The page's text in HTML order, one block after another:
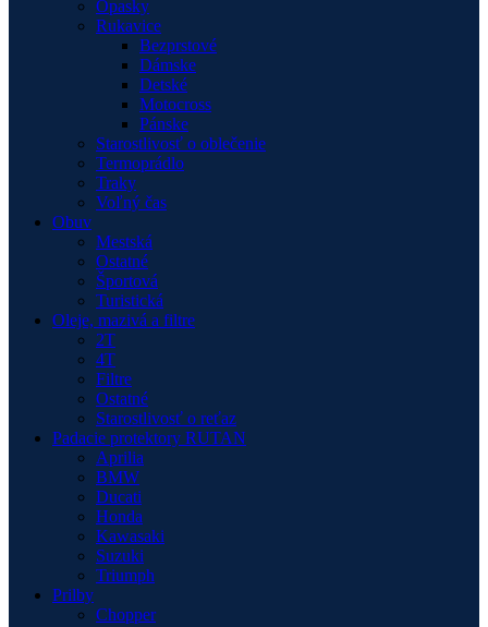
Opasky
Rukavice
Bezprstové
Dámske
Detské
Motocross
Pánske
Starostlivosť o oblečenie
Termoprádlo
Traky
Voľný čas
Obuv
Mestská
Ostatné
Športová
Turistická
Oleje, mazivá a filtre
2T
4T
Filtre
Ostatné
Starostlivosť o reťaz
Padacie protektory RUTAN
Aprilia
BMW
Ducati
Honda
Kawasaki
Suzuki
Triumph
Prilby
Chopper